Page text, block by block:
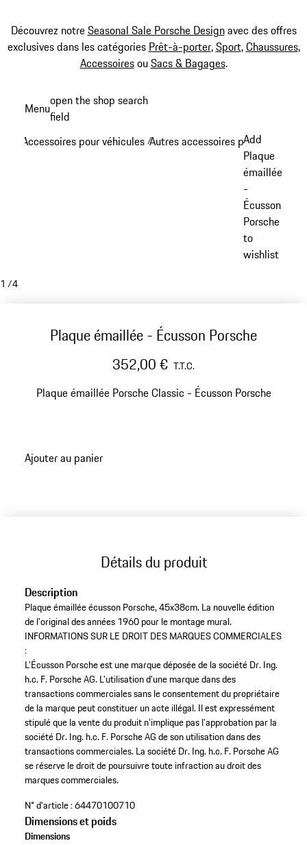
Découvrez notreSeasonal Sale Porsche Designavec des offres
exclusives dans les catégories Prêt-à-porter,Sport,Chaussures,
AccessoiresouSacs & Bagages.
principal
Menuopen the shop search
field
Accessoires pour véhicules /Autres accessoires pour véhicule
Add
Plaque
émaillée
-
Écusson
Porsche
to
wishlist
1 /4
Plaque émaillée - Écusson Porsche
352,00 € T.T.C.
Plaque émaillée Porsche Classic - Écusson Porsche
Ajouter au panier
Détails du produit
Description
Plaque émaillée écusson Porsche, 45x38cm. La nouvelle édition
de l'original des années 1960 pour le montage mural.
INFORMATIONS SUR LE DROIT DES MARQUES COMMERCIALES
:
L'Écusson Porsche est une marque déposée de la société Dr. Ing.
h.c. F. Porsche AG. L'utilisation d'une marque dans des
transactions commerciales sans le consentement du propriétaire
de la marque peut constituer un acte illégal. Il est expressément
stipulé que la vente du produit n'implique pas l'approbation par la
société Dr. Ing. h.c. F. Porsche AG de son utilisation dans des
transactions commerciales. La société Dr. Ing. h.c. F. Porsche AG
se réserve le droit de poursuivre toute infraction au droit des
marques commerciales.
N° d'article :64470100710
Dimensions et poids
Dimensions